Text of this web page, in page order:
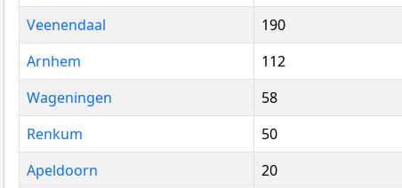
Veenendaal
190
Arnhem
112
Wageningen
58
Renkum
50
Apeldoorn
20